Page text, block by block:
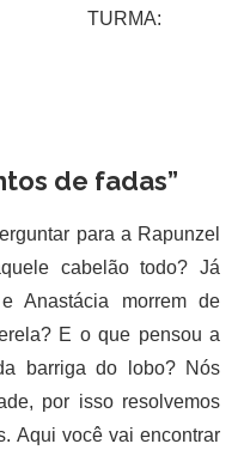
de fadas”
para a Rapunzel
cabelão todo? Já
Anastácia morrem de
E o que pensou a
barriga do lobo? Nós
por isso resolvemos
Aqui você vai encontrar